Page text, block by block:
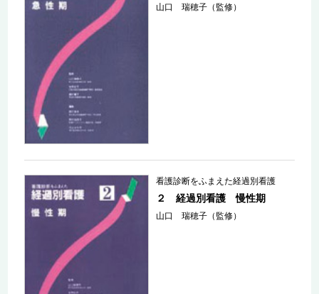
山口 瑞穂子（監修）
看護診断をふまえた経過別看護
２ 経過別看護 慢性期
山口 瑞穂子（監修）